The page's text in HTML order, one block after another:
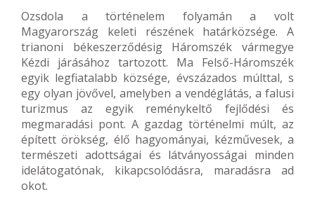
Ozsdola a történelem folyamán a volt
Magyarország keleti részének határközsége. A
trianoni békeszerződésig Háromszék vármegye
Kézdi járásához tartozott. Ma Felső-Háromszék
egyik legfiatalabb községe, évszázados múlttal, s
egy olyan jövővel, amelyben a vendéglátás, a falusi
turizmus az egyik reménykeltő fejlődési és
megmaradási pont. A gazdag történelmi múlt, az
épített örökség, élő hagyományai, kézművesek, a
természeti adottságai és látványosságai minden
idelátogatónak, kikapcsolódásra, maradásra ad
okot.